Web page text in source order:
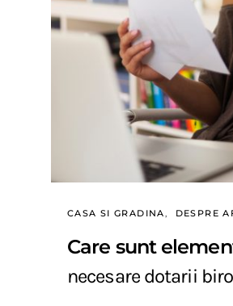
CASA SI GRADINA DESPRE
Care sunt
necesare dotarii